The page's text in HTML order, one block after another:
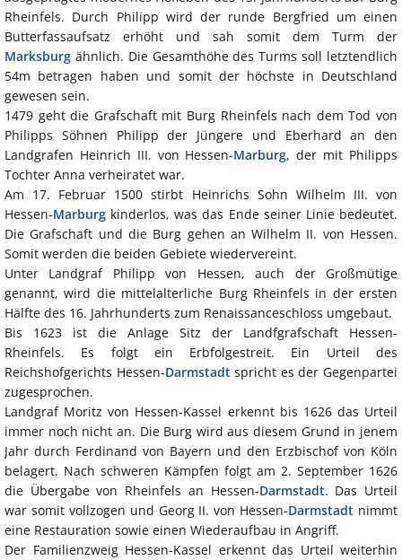
Rheinfels. Durch Philipp wird der runde Bergfried um einen
Butterfassaufsatz erhöht und sah somit dem Turm der
Marksburg ähnlich. Die Gesamthöhe des Turms soll letztendlich
54m betragen haben und somit der höchste in Deutschland
gewesen sein.
1479 geht die Grafschaft mit Burg Rheinfels nach dem Tod von
Philipps Söhnen Philipp der Jüngere und Eberhard an den
Landgrafen Heinrich III. von Hessen-Marburg, der mit Philipps
Tochter Anna verheiratet war.
Am 17. Februar 1500 stirbt Heinrichs Sohn Wilhelm III. von
Hessen-Marburg kinderlos, was das Ende seiner Linie bedeutet.
Die Grafschaft und die Burg gehen an Wilhelm II. von Hessen.
Somit werden die beiden Gebiete wiedervereint.
Unter Landgraf Philipp von Hessen, auch der Großmütige
genannt, wird die mittelalterliche Burg Rheinfels in der ersten
Hälfte des 16. Jahrhunderts zum Renaissanceschloss umgebaut.
Bis 1623 ist die Anlage Sitz der Landfgrafschaft Hessen-
Rheinfels. Es folgt ein Erbfolgestreit. Ein Urteil des
Reichshofgerichts Hessen-Darmstadtspricht es der Gegenpartei
zugesprochen.
Landgraf Moritz von Hessen-Kassel erkennt bis 1626 das Urteil
immer noch nicht an. Die Burg wird aus diesem Grund in jenem
Jahr durch Ferdinand von Bayern und den Erzbischof von Köln
belagert. Nach schweren Kämpfen folgt am 2. September 1626
die Übergabe von Rheinfels an Hessen-Darmstadt. Das Urteil
war somit vollzogen und Georg II. von Hessen-Darmstadt nimmt
eine Restauration sowie einen Wiederaufbau in Angriff.
Der Familienzweig Hessen-Kassel erkennt das Urteil weiterhin